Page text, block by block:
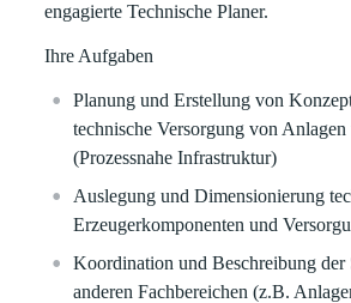
engagierte Technische Planer.
Ihre Aufgaben
Planung und Erstellung von
technische Versorgung von
(Prozessnahe Infrastruktur)
Auslegung und Dimensionierung
Erzeugerkomponenten und
Koordination und Beschreibung der
anderen Fachbereichen (z.B.